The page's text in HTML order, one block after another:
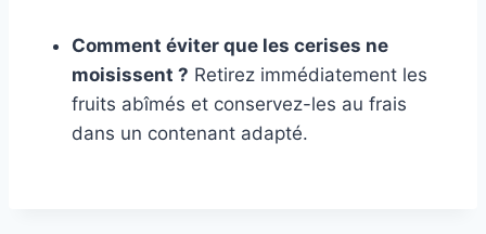
Comment éviter que les cerises ne
moisissent ? Retirez immédiatement les
fruits abîmés et conservez-les au frais
dans un contenant adapté.